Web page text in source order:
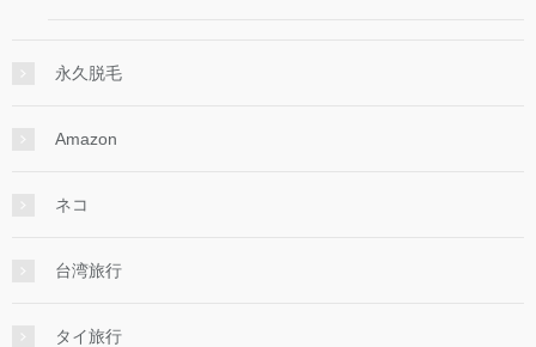
永久脱毛
Amazon
ネコ
台湾旅行
タイ旅行